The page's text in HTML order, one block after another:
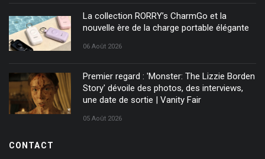
La collection RORRY’s CharmGo et la
nouvelle ère de la charge portable élégante
06 Août 2026
Premier regard : 'Monster: The Lizzie Borden
Story' dévoile des photos, des interviews,
une date de sortie | Vanity Fair
05 Août 2026
CONTACT